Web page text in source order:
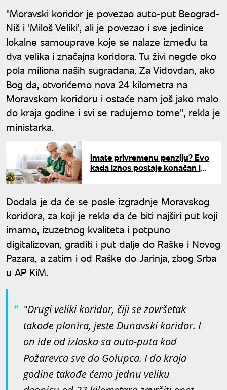
"Moravski koridor je povezao auto-put Beograd-
Niš i 'Miloš Veliki', ali je povezao i sve jedinice
lokalne samouprave koje se nalaze između ta
dva velika i značajna koridora. Tu živi negde oko
pola miliona naših sugrađana. Za Vidovdan, ako
Bog da, otvorićemo nova 24 kilometra na
Moravskom koridoru i ostaće nam još jako malo
do kraja godine i svi se radujemo tome", rekla je
ministarka.
Imate privremenu penziju? Evo
kada iznos postaje konačan i
Dodala je da će se posle izgradnje Moravskog
koridora, za koji je rekla da će biti najširi put koji
imamo, izuzetnog kvaliteta i potpuno
digitalizovan, graditi i put dalje do Raške i Novog
Pazara, a zatim i od Raške do Jarinja, zbog Srba
u AP KiM.
"Drugi veliki koridor, čiji se završetak
takođe planira, jeste Dunavski koridor. I
on ide od izlaska sa auto-puta kod
Požarevca sve do Golupca. I do kraja
godine takođe ćemo jednu veliku